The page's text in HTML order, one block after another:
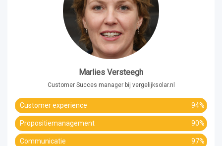
Marlies Versteegh
Customer Succes manager bij vergelijksolar.nl
Customer experience 94%
Propositiemanagement 90%
Communicatie 97%